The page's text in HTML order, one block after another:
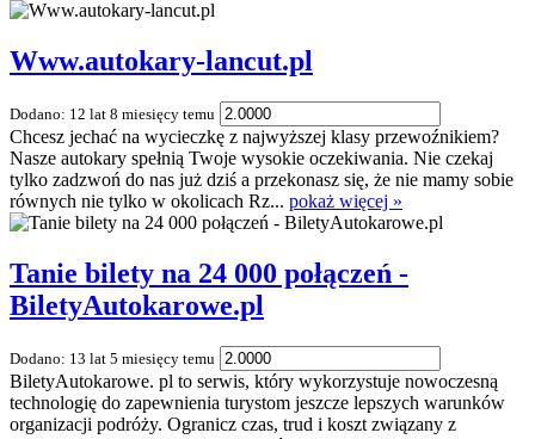
Www.autokary-lancut.pl
Dodano: 12 lat 8 miesięcy temu
Chcesz jechać na wycieczkę z najwyższej klasy przewoźnikiem?
Nasze autokary spełnią Twoje wysokie oczekiwania. Nie czekaj
tylko zadzwoń do nas już dziś a przekonasz się, że nie mamy sobie
równych nie tylko w okolicach Rz... pokaż więcej »
Tanie bilety na 24 000 połączeń -
BiletyAutokarowe.pl
Dodano: 13 lat 5 miesięcy temu
BiletyAutokarowe. pl to serwis, który wykorzystuje nowoczesną
technologię do zapewnienia turystom jeszcze lepszych warunków
organizacji podróży. Ogranicz czas, trud i koszt związany z